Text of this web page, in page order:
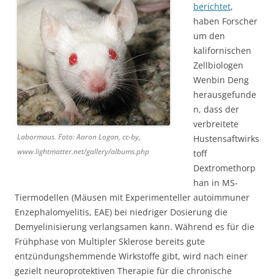
Labormaus. Foto: Aaron Logan, cc-by,
www.lightmatter.net/gallery/albums.php
berichtet,
haben Forscher
um den
kalifornischen
Zellbiologen
Wenbin Deng
herausgefunde
n, dass der
verbreitete
Hustensaftwirks
toff
Dextromethorp
han in MS-
Tiermodellen (Mäusen mit Experimenteller autoimmuner
Enzephalomyelitis, EAE) bei niedriger Dosierung die
Demyelinisierung verlangsamen kann. Während es für die
Frühphase von Multipler Sklerose bereits gute
entzündungshemmende Wirkstoffe gibt, wird nach einer
gezielt neuroprotektiven Therapie für die chronische